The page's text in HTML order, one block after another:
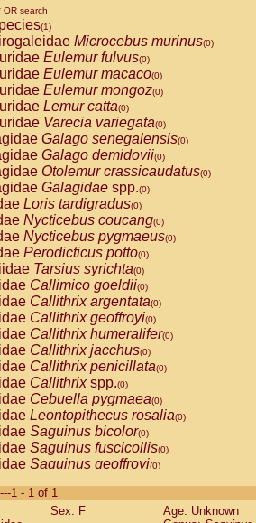
OR search
(1)
Microcebus murinus(0)
Eulemur fulvus(0)
Eulemur macaco(0)
Eulemur mongoz(0)
Lemur catta(0)
Varecia variegata(0)
Galago senegalensis(0)
Galago demidovii(0)
Otolemur crassicaudatus(0)
Galagidae spp.(0)
Loris tardigradus(0)
Nycticebus coucang(0)
Nycticebus pygmaeus(0)
Perodicticus potto(0)
Tarsius syrichta(0)
Callimico goeldii(0)
Callithrix argentata(0)
Callithrix geoffroyi(0)
Callithrix humeralifer(0)
Callithrix jacchus(0)
Callithrix penicillata(0)
Callithrixspp.(0)
Cebuella pygmaea(0)
Leontopithecus rosalia(0)
Saguinus bicolor(0)
Saguinus fuscicollis(0)
Saguinus geoffroyi(0)
Saguinus labiatus(0)
Saguinus leucopus (0)
1 - 1 of 1
Sex: F
Age: Unknown